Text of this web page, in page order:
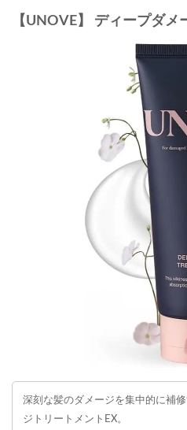
【UNOVE】 ディープダ
深刻な髪のダメージを集中的に補
ジトリートメントEX。